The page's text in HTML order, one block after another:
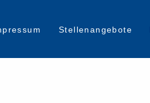
Stellenangebote